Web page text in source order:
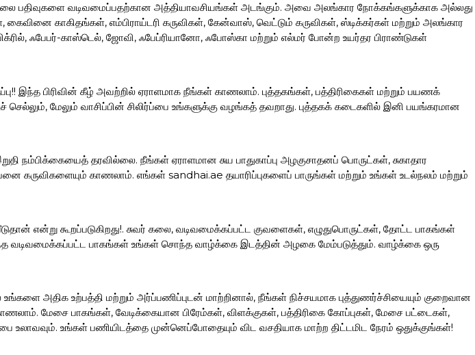
பதிவுகளை வடிவமைப்பதற்கான அத்தியாவசியங்கள் அடங்கும். அவை அலங்கார நோக்கங்களுக்காக அல்லது
காகிதங்கள், எம்பிராய்டரி கருவிகள், கேன்வாஸ், வெட்டும் கருவிகள், ஸ்டிக்கர்கள் மற்றும் அலங்கார
ஃபேபர்-காஸ்டெல், ஜோவி, ஃபேப்ரியானோ, ஃபோஸ்கா மற்றும் எல்மர் போன்ற உயர்தர பிராண்டுகள்
இந்த பிரிவின் கீழ் அவற்றில் ஏராளமாக நீங்கள் காணலாம். புத்தகங்கள், பத்திரிகைகள் மற்றும் பயணக்
மேலும் வாசிப்பின் சிலிர்ப்பை உங்களுக்கு வழங்கத் தவறாது. புத்தகக் கடைகளில் இனி பயங்கரமான
நம்பிக்கையைத் தரவில்லை. நீங்கள் ஏராளமான சுய பாதுகாப்பு அழகுசாதனப் பொருட்கள், சுகாதார
காணலாம். எங்கள் sandhai.ae தயாரிப்புகளைப் பாருங்கள் மற்றும் உங்கள் உடல்நலம் மற்றும்
என்று கூறப்படுகிறது!. சுவர் கலை, வடிவமைக்கப்பட்ட குவளைகள், எழுதுபொருட்கள், தோட்ட பாகங்கள்
பாகங்கள் உங்கள் சொந்த வாழ்க்கை இடத்தின் அழகை மேம்படுத்தும். வாழ்க்கை ஒரு
அதிக உற்பத்தி மற்றும் அர்ப்பணிப்புடன் மாற்றினால், நீங்கள் நிச்சயமாக புத்துணர்ச்சியையும் குறைவான
மேசை பாகங்கள், வேடிக்கையான பிரேம்கள், விளக்குகள், பத்திரிகை கோப்புகள், மேசை பட்டைகள்,
உங்கள் பணியிடத்தை முன்னெப்போதையும் விட வசதியாக மாற்ற திட்டமிட நேரம் ஒதுக்குங்கள்!